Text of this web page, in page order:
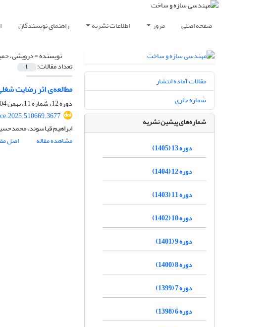
صفحه اصلی مرور اطلاعات نشریه راهنمای نویسندگان
نویسنده =درویشی،
تعداد مقالات: 1
مطالعه‌ی اثر رضایت
دوره 12، شماره 11، بهمن 1404، صفحه
ابراهیم قیاسوند،
مشاهده مقاله
اصل
مقالات آماده انتشار
شماره جاری
شماره‌های پیشین نشریه
دوره 13 (1405)
دوره 12 (1404)
دوره 11 (1403)
دوره 10 (1402)
دوره 9 (1401)
دوره 8 (1400)
دوره 7 (1399)
دوره 6 (1398)